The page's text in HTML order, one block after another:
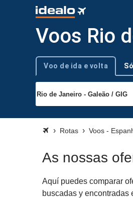
Voos Rio
Tipo de viagem
Voo de ida e volta
Rotas Voos -
As nossas
Aquí puedes comparar
buscadas y